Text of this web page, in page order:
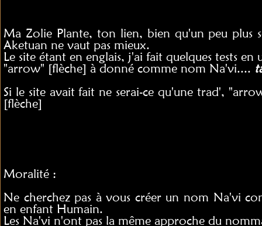
Ma Zolie Plante, ton lien, bien qu'un peu plus
Aketuan ne vaut pas mieux.
Le site étant en englais, j'ai fait quelques tests en
"arrow" [flèche] à donné comme nom Na'vi....
Si le site avait fait ne serai-ce qu'une trad',
[flèche]
Moralité :
Ne cherchez pas à vous créer un nom Na'vi
en enfant Humain.
Les Na'vi n'ont pas la même approche du